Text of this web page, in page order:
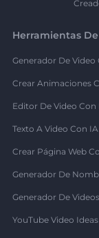
Herramientas De
Generador De Video
Crear Animaciones
Editor De Video Con
Texto A Video Con IA
Crear Página Web
Generador De
Generador De
YouTube Video Ideas